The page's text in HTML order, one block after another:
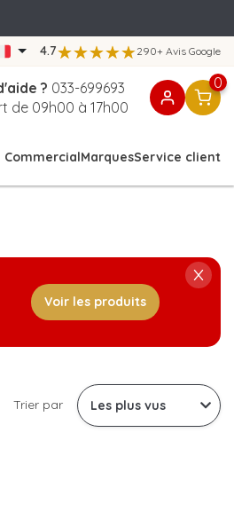
4.7 290+ Avis Google
? 033-699693
de 09h00 à 17h00
0
CommercialMarquesService client
Voir les produits
Trier par